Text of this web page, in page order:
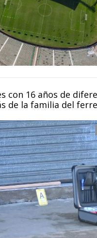
con 16 años de
de la familia del